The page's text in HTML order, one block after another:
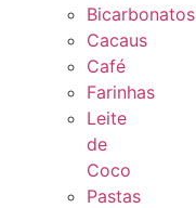
Bicarbonatos
Cacaus
Café
Farinhas
Leite
de
Coco
Pastas